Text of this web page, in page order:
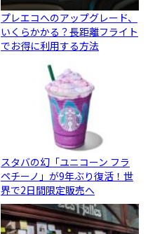
プレエコへのアップグレード、
いくらかかる？長距離フライト
でお得に利用する方法
スタバの幻「ユニコーン フラ
ペチーノ」が9年ぶり復活！世
界で2日間限定販売へ